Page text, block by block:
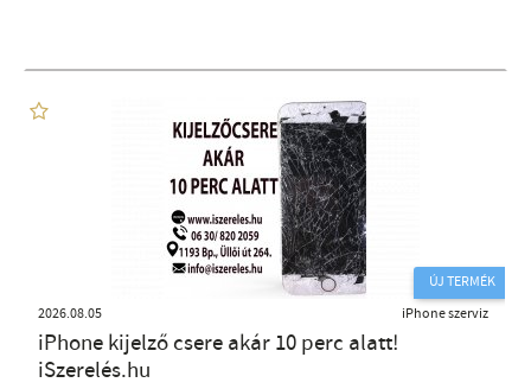
ÚJ TERMÉK
2026.08.05
iPhone szerviz
iPhone kijelző csere akár 10 perc alatt!
iSzerelés.hu